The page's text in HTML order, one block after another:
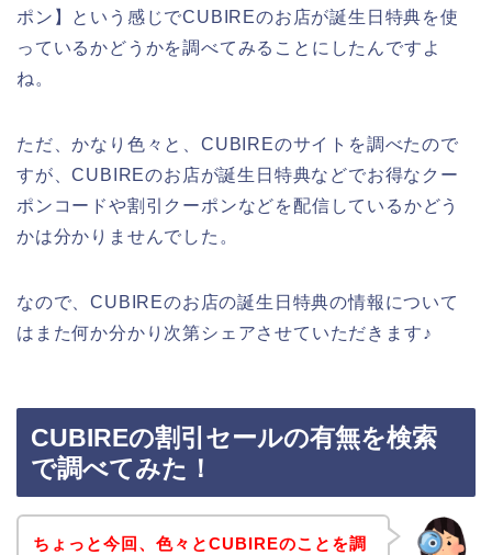
ポン】という感じでCUBIREのお店が誕生日特典を使
っているかどうかを調べてみることにしたんですよ
ね。
ただ、かなり色々と、CUBIREのサイトを調べたので
すが、CUBIREのお店が誕生日特典などでお得なクー
ポンコードや割引クーポンなどを配信しているかどう
かは分かりませんでした。
なので、CUBIREのお店の誕生日特典の情報について
はまた何か分かり次第シェアさせていただきます♪
CUBIREの割引セールの有無を検索
で調べてみた！
ちょっと今回、色々とCUBIREのことを調